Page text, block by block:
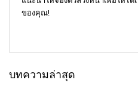
ของคุณ!
บทความล่าสุด